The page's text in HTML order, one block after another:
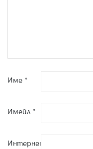
Име *
Имейл *
Интернет